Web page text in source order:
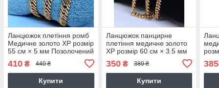
Ланцюжок плетіння ромб
Медичне золото ХР розмір
55 см × 5 мм Позолочений
410 ₴ 440 ₴
Купити
Ланцюжок панцирне
плетіння медичне золото
ХР розмір 60 см × 3.5 мм
Позолочений ланцюжок
7872
350₴ 380 ₴
Купити
385